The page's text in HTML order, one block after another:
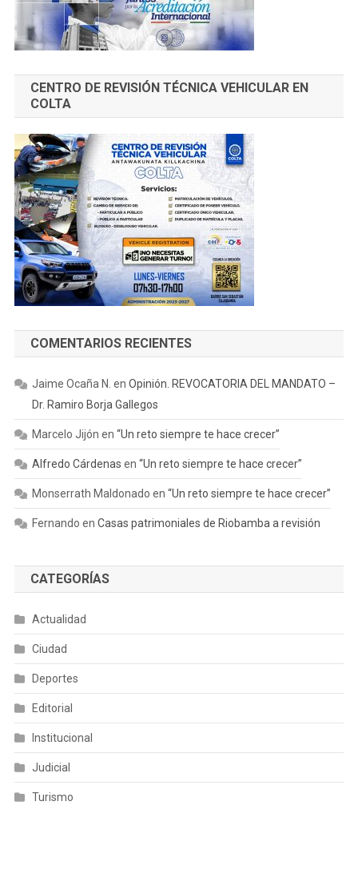
CENTRO DE REVISIÓN TÉCNICA VEHICULAR EN
COLTA
COMENTARIOS RECIENTES
Jaime Ocaña N. en Opinión. REVOCATORIA DEL MANDATO –
Dr. Ramiro Borja Gallegos
Marcelo Jijón en “Un reto siempre te hace crecer”
Alfredo Cárdenas en “Un reto siempre te hace crecer”
Monserrath Maldonado en “Un reto siempre te hace crecer”
Fernando en Casas patrimoniales de Riobamba a revisión
CATEGORÍAS
Actualidad
Ciudad
Deportes
Editorial
Institucional
Judicial
Turismo